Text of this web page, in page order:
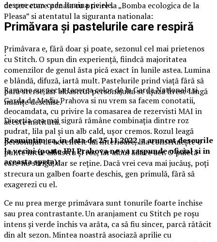
de cercetare penala cu privire la „Bomba ecologica de la
Pleasa” si atentatul la siguranta nationala:
:
Ramane suspecta tacerea celor de la Garda Nationala si
Garda de Mediu Prahova si nu vrem sa facem conotatii,
deocamdata, cu privire la comasarea de rezervisti MAI in
aceste institutii.
Reamintim ca, in data de 25.11.2022, a aruncat deseurile
la vecini (poate IPJ Prahova ne va raspunde oficial si in
aceasta speta):
despre cum cade lumina pe ele.
Primăvara și pastelurile care respiră
Primăvara e, fără doar și poate, sezonul cel mai prietenos
cu Stitch. O spun din experiență, fiindcă majoritatea
comenzilor de genul ăsta pică exact în lunile astea. Lumina
e blândă, difuză, iartă mult. Pastelurile prind viață fără să
pară sterse, iar albastrul personajului se așază firesc lângă
nuanțe deschise.
Direcția cea mai sigură rămâne combinația dintre roz
pudrat, lila pal și un alb cald, ușor cremos. Rozul leagă
personajul de accentele lui interioare, lila construiește o
punte între albastru și roz, iar albul aduce aer. O paletă
care nu strigă, dar se reține. Dacă vrei ceva mai jucăuș, poți
strecura un galben foarte deschis, gen primulă, fără să
exagerezi cu el.
Ce nu prea merge primăvara sunt tonurile foarte închise
sau prea contrastante. Un aranjament cu Stitch pe roșu
intens și verde închis va arăta, ca să fiu sincer, parcă rătăcit
din alt sezon. Mintea noastră asociază aprilie cu